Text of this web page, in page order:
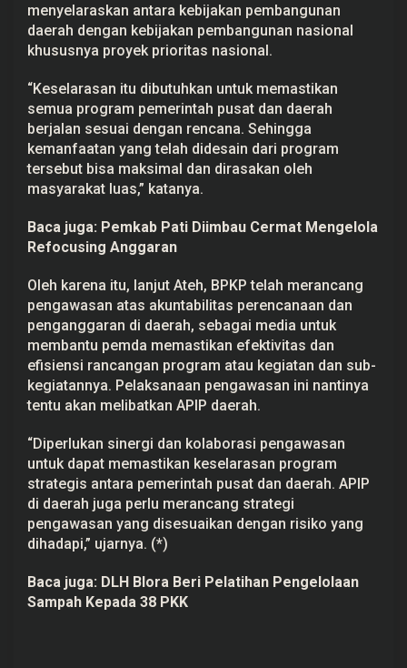
menyelaraskan antara kebijakan pembangunan
daerah dengan kebijakan pembangunan nasional
khususnya proyek prioritas nasional.
“Keselarasan itu dibutuhkan untuk memastikan
semua program pemerintah pusat dan daerah
berjalan sesuai dengan rencana. Sehingga
kemanfaatan yang telah didesain dari program
tersebut bisa maksimal dan dirasakan oleh
masyarakat luas,” katanya.
Baca juga: Pemkab Pati Diimbau Cermat Mengelola
Refocusing Anggaran
Oleh karena itu, lanjut Ateh, BPKP telah merancang
pengawasan atas akuntabilitas perencanaan dan
penganggaran di daerah, sebagai media untuk
membantu pemda memastikan efektivitas dan
efisiensi rancangan program atau kegiatan dan sub-
kegiatannya. Pelaksanaan pengawasan ini nantinya
tentu akan melibatkan APIP daerah.
“Diperlukan sinergi dan kolaborasi pengawasan
untuk dapat memastikan keselarasan program
strategis antara pemerintah pusat dan daerah. APIP
di daerah juga perlu merancang strategi
pengawasan yang disesuaikan dengan risiko yang
dihadapi,” ujarnya. (*)
Baca juga: DLH Blora Beri Pelatihan Pengelolaan
Sampah Kepada 38 PKK